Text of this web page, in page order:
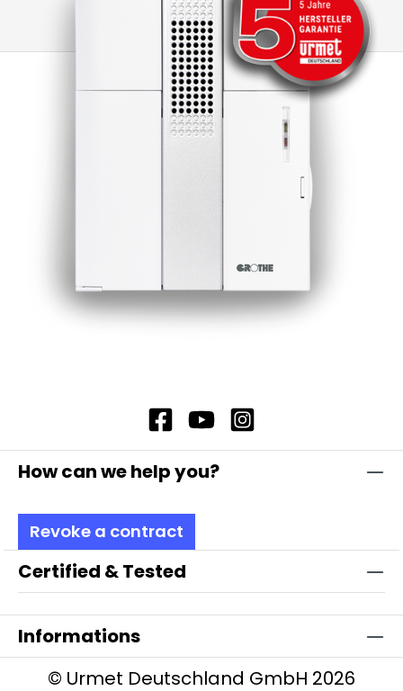
How can we help you?
Revoke a contract
Certified & Tested
Informations
© Urmet Deutschland GmbH 2026